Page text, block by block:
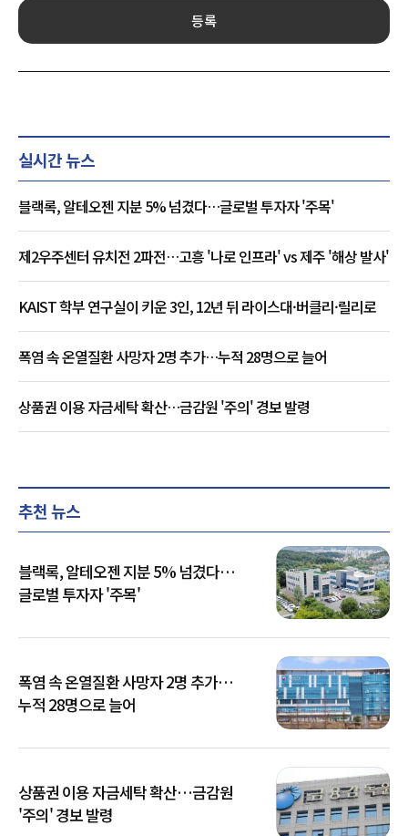
등록
실시간 뉴스
블랙록, 알테오젠 지분 5% 넘겼다…글로벌 투자자 '주목'
제2우주센터 유치전 2파전…고흥 '나로 인프라' vs 제주 '해상 발사'
KAIST 학부 연구실이 키운 3인, 12년 뒤 라이스대·버클리·릴리로
폭염 속 온열질환 사망자 2명 추가…누적 28명으로 늘어
상품권 이용 자금세탁 확산…금감원 '주의' 경보 발령
추천 뉴스
블랙록, 알테오젠 지분 5% 넘겼다…
글로벌 투자자 '주목'
폭염 속 온열질환 사망자 2명 추가…
누적 28명으로 늘어
상품권 이용 자금세탁 확산…금감원
'주의' 경보 발령